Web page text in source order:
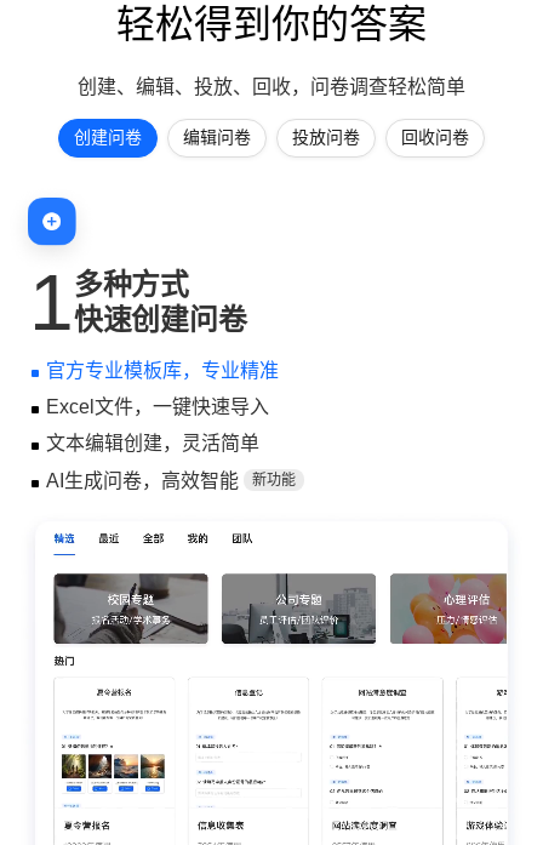
轻松得到你的答案
创建、编辑、投放、回收，问卷调查轻松简单
创建问卷 编辑问卷 投放问卷 回收问卷
1多种方式
快速创建问卷
官方专业模板库，专业精准
Excel文件，一键快速导入
文本编辑创建，灵活简单
AI生成问卷，高效智能
新功能